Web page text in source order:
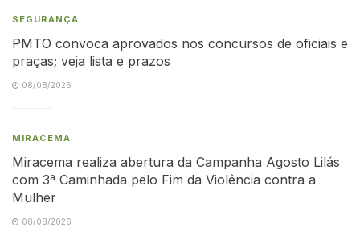
SEGURANÇA
PMTO convoca aprovados nos concursos de oficiais e
praças; veja lista e prazos
08/08/2026
MIRACEMA
Miracema realiza abertura da Campanha Agosto Lilás
com 3ª Caminhada pelo Fim da Violência contra a
Mulher
08/08/2026